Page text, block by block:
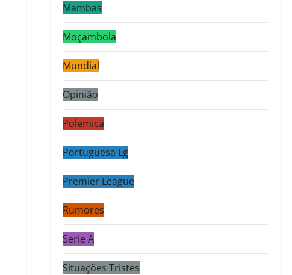
Mambas
Moçambola
Mundial
Opinião
Polemica
Portuguesa Lg
Premier League
Rumores
Serie A
Situações Tristes